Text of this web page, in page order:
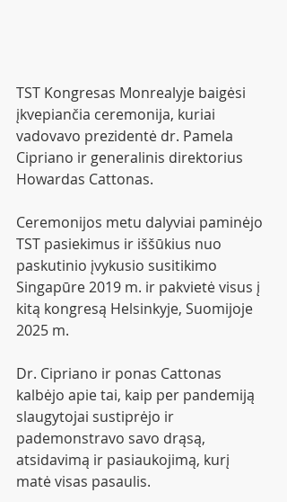
TST Kongresas Monrealyje baigėsi
įkvepiančia ceremonija, kuriai
vadovavo prezidentė dr. Pamela
Cipriano ir generalinis direktorius
Howardas Cattonas.
Ceremonijos metu dalyviai paminėjo
TST pasiekimus ir iššūkius nuo
paskutinio įvykusio susitikimo
Singapūre 2019 m. ir pakvietė visus į
kitą kongresą Helsinkyje, Suomijoje
2025 m.
Dr. Cipriano ir ponas Cattonas
kalbėjo apie tai, kaip per pandemiją
slaugytojai sustiprėjo ir
pademonstravo savo drąsą,
atsidavimą ir pasiaukojimą, kurį
matė visas pasaulis.